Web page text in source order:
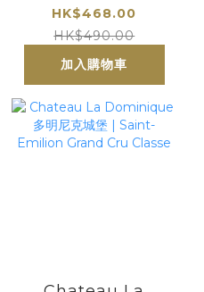
2016 Saint
Emilion Grand
Cru Classe 威樂酒
莊
HK$468.00
HK$490.00
加入購物車